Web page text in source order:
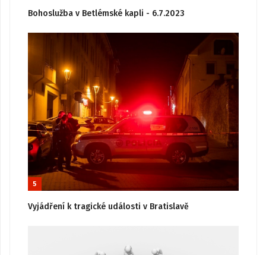
Bohoslužba v Betlémské kapli - 6.7.2023
5
Vyjádření k tragické události v Bratislavě